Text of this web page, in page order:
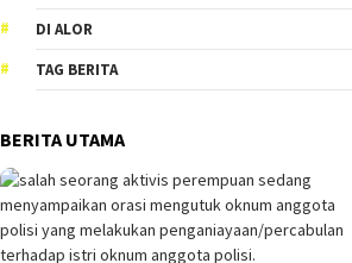
DI ALOR
TAG BERITA
BERITA UTAMA